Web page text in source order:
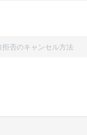
否のキャンセル方法